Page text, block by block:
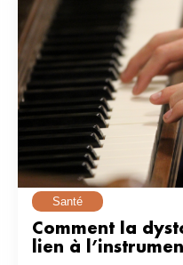
Santé
Comment la
lien à